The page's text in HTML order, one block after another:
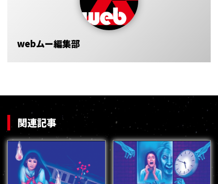
webムー編集部
関連記事